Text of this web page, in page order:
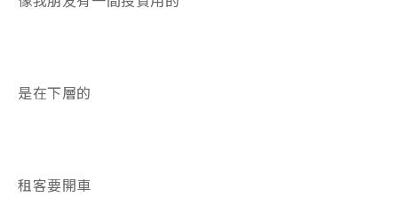
是在下層的
租客要開車